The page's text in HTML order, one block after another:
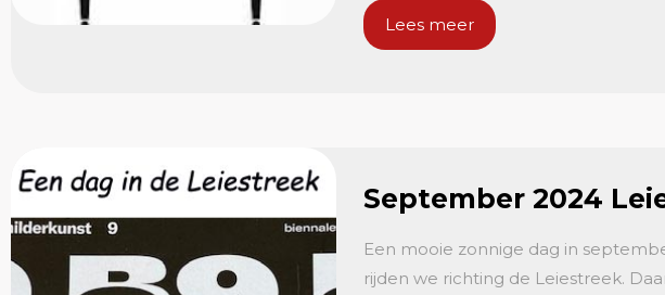
Lees meer
September 2024
Een mooie zonnige dag in
rijden we richting de Leiestreek.